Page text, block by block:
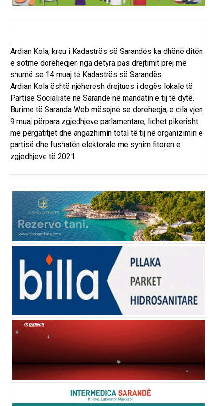
.
Ardian Kola, kreu i Kadastrës së Sarandës ka dhënë ditën
e sotme dorëheqjen nga detyra pas drejtimit prej më
shumë se 14 muaj të Kadastrës së Sarandës.
Ardian Kola është njëherësh drejtues i degës lokale të
Partisë Socialiste në Sarandë në mandatin e tij të dytë.
Burime të Saranda Web mësojnë se dorëheqja, e cila vjen
9 muaj përpara zgjedhjeve parlamentare, lidhet pikërisht
me përgatitjet dhe angazhimin total të tij në organizimin e
partisë dhe fushatën elektorale me synim fitoren e
zgjedhjeve të 2021.